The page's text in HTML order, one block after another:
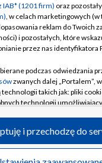
TVP
Cyfrowa
Polityka prywatności
Moje zgody
Pomoc
Kontakt
Kanały
Polska S.A. w
IAB* (1201 firm) oraz
, w celach marketingowych (w
reklam do Twoich
i pozostałych, które
przez nas identyfikatora
podczas odwiedzania
zwanych dalej „Portalem”,
technologii takich jak: pliki
technologii
podczas odwiedzania
i przechodzę do